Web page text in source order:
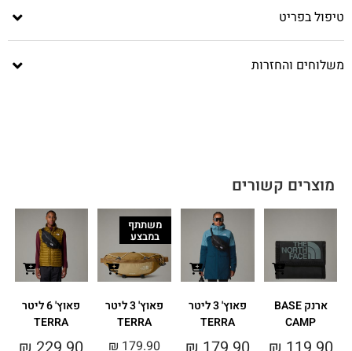
טיפול בפריט
משלוחים והחזרות
מוצרים קשורים
ארנק BASE
CAMP
פאוץ' 3 ליטר
TERRA
משתתף
במבצע
פאוץ' 3 ליטר
TERRA
₪ 179.90
פאוץ' 6 ליטר
TERRA